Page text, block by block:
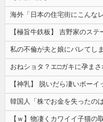
おねショタ？エ□ガキに孕ま
【ｗ】物凄くカワイイ子猫の